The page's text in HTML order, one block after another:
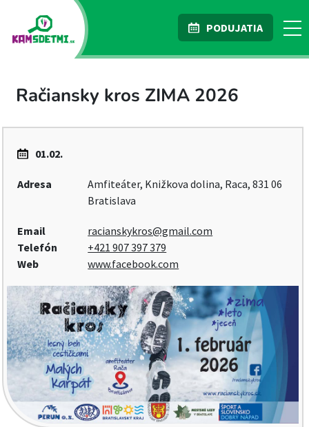
PODUJATIA
Račiansky kros ZIMA 2026
01.02.
Adresa
Amfiteáter, Knižkova dolina, Raca, 831 06
Bratislava
Email
racianskykros@gmail.com
Telefón
+421 907 397 379
Web
www.facebook.com